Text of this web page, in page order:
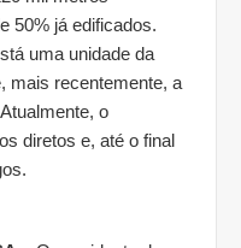
50% já edificados.
uma unidade da
mais recentemente, a
o
diretos e, até o final